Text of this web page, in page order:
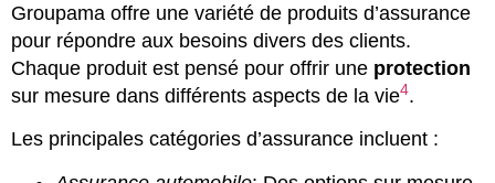
Groupama offre une variété de produits d’assurance
pour répondre aux besoins divers des clients.
Chaque produit est pensé pour offrir une protection
sur mesure dans différents aspects de la vie4.
Les principales catégories d’assurance incluent :